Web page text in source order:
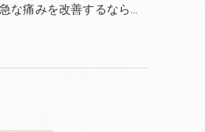
急な痛みを改善するなら和泉市の土日診療の笑福整骨院【2022年11月20日の予約状況】